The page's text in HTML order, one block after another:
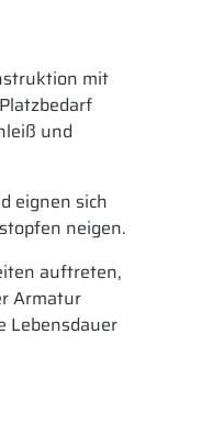
mit
und
eignen sich
neigen.
auftreten,
Armatur
Lebensdauer